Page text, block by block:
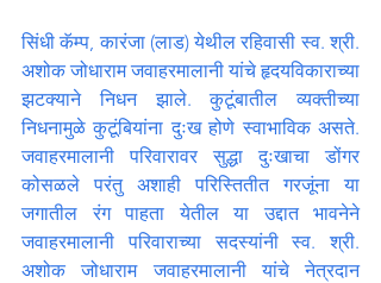
सिंधी कॅम्प, कारंजा (लाड) येथील रहिवासी स्व. श्री.
अशोक जोधाराम जवाहरमालानी यांचे हृदयविकाराच्या
झटक्याने निधन झाले. कुटूंबातील व्यक्तीच्या
निधनामुळे कुटूंबियांना दुःख होणे स्वाभाविक असते.
जवाहरमालानी परिवारावर सुद्धा दुःखाचा डोंगर
कोसळले परंतु अशाही परिस्तितीत गरजूंना या
जगातील रंग पाहता येतील या उद्दात भावनेने
जवाहरमालानी परिवाराच्या सदस्यांनी स्व. श्री.
अशोक जोधाराम जवाहरमालानी यांचे नेत्रदान